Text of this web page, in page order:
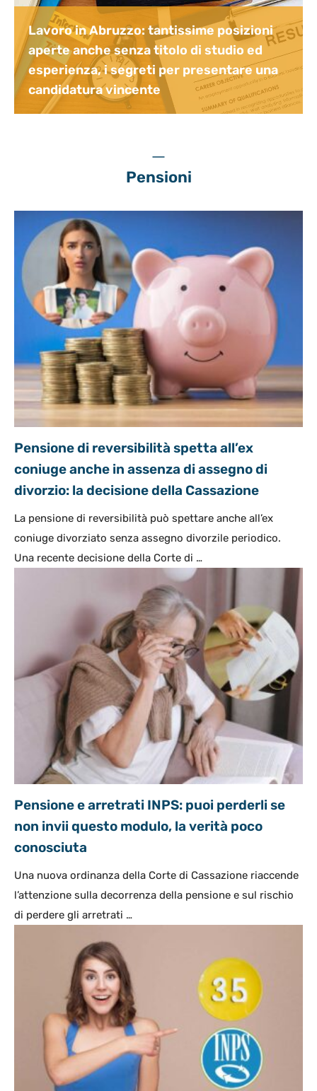
Lavoro in Abruzzo: tantissime posizioni
aperte anche senza titolo di studio ed
esperienza, i segreti per presentare una
candidatura vincente
Pensioni
Pensione di reversibilità spetta all’ex
coniuge anche in assenza di assegno di
divorzio: la decisione della Cassazione
La pensione di reversibilità può spettare anche all’ex
coniuge divorziato senza assegno divorzile periodico.
Una recente decisione della Corte di …
Pensione e arretrati INPS: puoi perderli se
non invii questo modulo, la verità poco
conosciuta
Una nuova ordinanza della Corte di Cassazione riaccende
l’attenzione sulla decorrenza della pensione e sul rischio
di perdere gli arretrati …